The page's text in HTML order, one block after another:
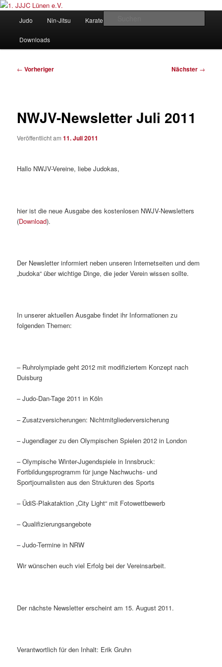
Zum
springen1. JJJC Lünen e.V.
Judo und Ninjitsu
Judo Nin-Jitsu Karate
Downloads
Beitragsnavigation
← Vorheriger Nächster →
NWJV-Newsletter Juli 2011
Veröffentlicht am11. Juli 2011
Hallo NWJV-Vereine, liebe Judokas,
hier ist die neue Ausgabe des kostenlosen NWJV-Newsletters
(Download).
Der Newsletter informiert neben unseren Internetseiten und dem
„budoka“ über wichtige Dinge, die jeder Verein wissen sollte.
In unserer aktuellen Ausgabe findet ihr Informationen zu
folgenden Themen:
– Ruhrolympiade geht 2012 mit modifiziertem Konzept nach
Duisburg
– Judo-Dan-Tage 2011 in Köln
– Zusatzversicherungen: Nichtmitgliederversicherung
– Jugendlager zu den Olympischen Spielen 2012 in London
– Olympische Winter-Jugendspiele in Innsbruck:
Fortbildungsprogramm für junge Nachwuchs- und
Sportjournalisten aus den Strukturen des Sports
– ÜdiS-Plakataktion „City Light“ mit Fotowettbewerb
– Qualifizierungsangebote
– Judo-Termine in NRW
Wir wünschen euch viel Erfolg bei der Vereinsarbeit.
Der nächste Newsletter erscheint am 15. August 2011.
Verantwortlich für den Inhalt: Erik Gruhn